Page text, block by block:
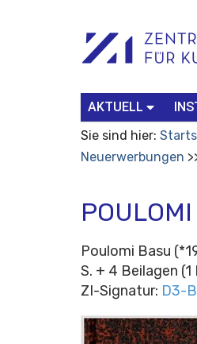
Werkzeuge
Search…
AKTUELL
Sie sind hier:
Neuerwerbungen
Poulomi Basu
S. + 4 Beilagen
ZI-Signatur: D3-